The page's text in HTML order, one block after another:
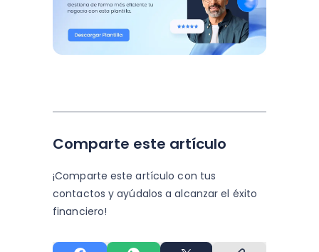
Comparte este artículo
¡Comparte este artículo con tus
contactos y ayúdalos a alcanzar el éxito
financiero!